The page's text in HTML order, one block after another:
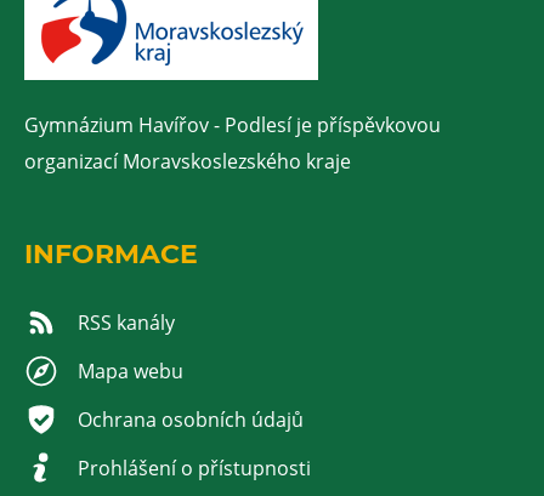
Gymnázium Havířov - Podlesí je příspěvkovou
organizací Moravskoslezského kraje
INFORMACE
RSS kanály
Mapa webu
Ochrana osobních údajů
Prohlášení o přístupnosti